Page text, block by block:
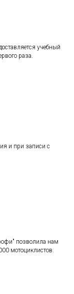
учебный
раза.
и при записи с
позволила нам
мотоциклистов.